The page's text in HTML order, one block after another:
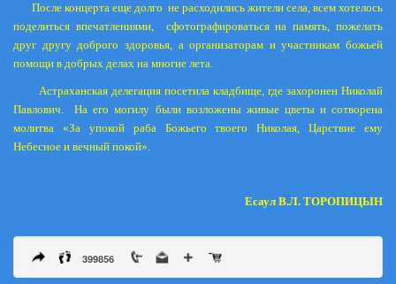
После концерта еще долго не расходились жители села, всем хотелось
поделиться впечатлениями,
сфотографироваться на память, пожелать
друг другу доброго здоровья, а организаторам и участникам божьей
помощи в добрых делах на многие лета.
Астраханская делегация посетила кладбище, где захоронен Николай
Павлович.
На его могилу были возложены живые цветы и сотворена
молитва «За упокой раба Божьего твоего Николая, Царствие ему
Небесное и вечный покой».
Есаул В.Л. ТОРОПИЦЫН
399856